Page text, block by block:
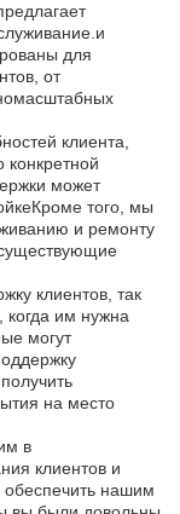
для
от
клиента,
может
того, мы
и ремонту
клиентов, так
когда им нужна
могут
на место
в
клиентов и
нашим